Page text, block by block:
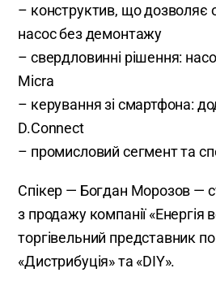
– конструктив, що дозволяє
насос без демонтажу
– свердловинні рішення:
Micra
– керування зі смартфона:
D.Connect
– промисловий сегмент та
Спікер — Богдан Морозов —
з продажу компанії «Енергія
торгівельний представник
«Дистрибуція» та «DIY».